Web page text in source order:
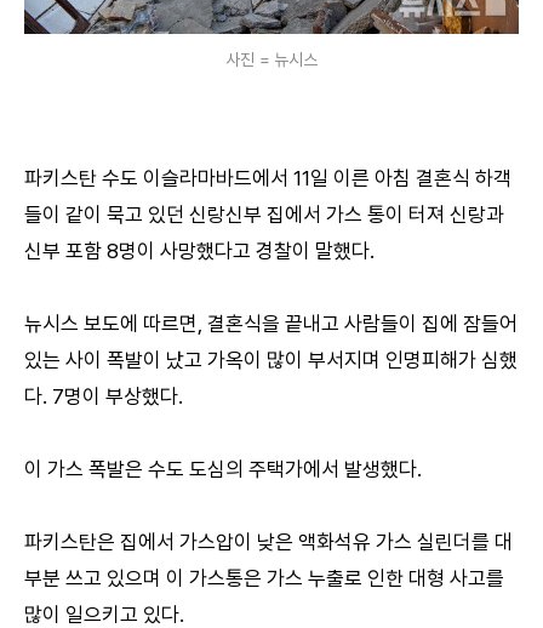
사진 = 뉴시스
파키스탄 수도 이슬라마바드에서 11일 이른 아침 결혼식 하객
들이 같이 묵고 있던 신랑신부 집에서 가스 통이 터져 신랑과
신부 포함 8명이 사망했다고 경찰이 말했다.
뉴시스 보도에 따르면, 결혼식을 끝내고 사람들이 집에 잠들어
있는 사이 폭발이 났고 가옥이 많이 부서지며 인명피해가 심했
다. 7명이 부상했다.
이 가스 폭발은 수도 도심의 주택가에서 발생했다.
파키스탄은 집에서 가스압이 낮은 액화석유 가스 실린더를 대
부분 쓰고 있으며 이 가스통은 가스 누출로 인한 대형 사고를
많이 일으키고 있다.